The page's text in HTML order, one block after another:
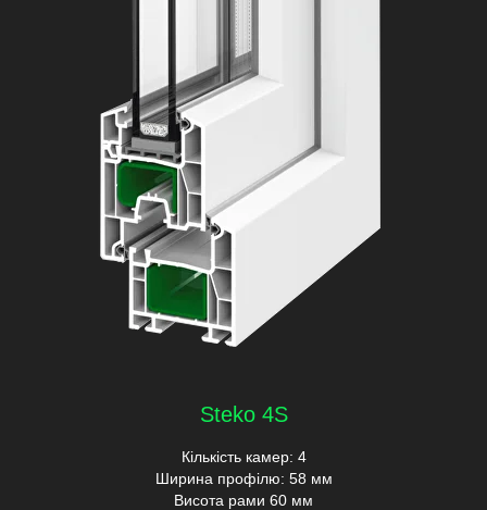
Steko 4S
Кількість камер: 4
Ширина профілю: 58 мм
Висота рами 60 мм